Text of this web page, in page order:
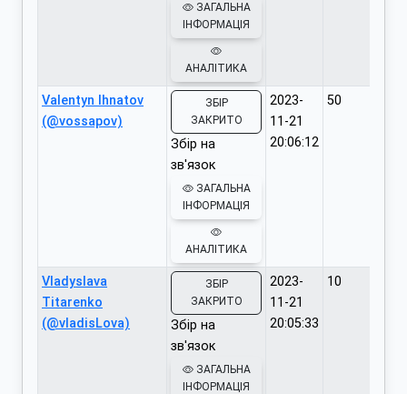
ЗАГАЛЬНА
ІНФОРМАЦІЯ
АНАЛІТИКА
Valentyn Ihnatov
(@vossapov)
ЗБІР
ЗАКРИТО
Збір на
зв'язок
ЗАГАЛЬНА
ІНФОРМАЦІЯ
АНАЛІТИКА
2023-
11-21
20:06:12
50
Vladyslava
Titarenko
(@vladisLova)
ЗБІР
ЗАКРИТО
Збір на
зв'язок
ЗАГАЛЬНА
ІНФОРМАЦІЯ
2023-
11-21
20:05:33
10